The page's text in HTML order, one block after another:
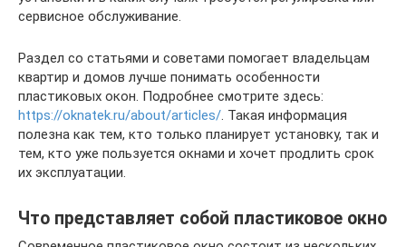
сервисное обслуживание.
Раздел со статьями и советами помогает владельцам
квартир и домов лучше понимать особенности
пластиковых окон. Подробнее смотрите здесь:
https://oknatek.ru/about/articles/. Такая информация
полезна как тем, кто только планирует установку, так и
тем, кто уже пользуется окнами и хочет продлить срок
их эксплуатации.
Что представляет собой пластиковое окно